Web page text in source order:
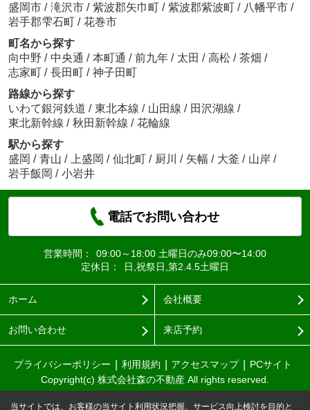
盛岡市 / 滝沢市 / 紫波郡矢巾町 / 紫波郡紫波町 / 八幡平市 /
岩手郡雫石町 / 花巻市
町名から探す
向中野 / 中央通 / 本町通 / 前九年 / 太田 / 高松 / 茶畑 /
志家町 / 長田町 / 神子田町
路線から探す
いわて銀河鉄道 / 東北本線 / 山田線 / 田沢湖線 /
東北新幹線 / 秋田新幹線 / 花輪線
駅から探す
盛岡 / 青山 / 上盛岡 / 仙北町 / 厨川 / 矢幅 / 大釜 / 山岸 /
岩手飯岡 / 小岩井
電話でお問い合わせ
営業時間：
09:00～18:00 土曜日のみ09:00〜14:00
定休日：
日,祝祭日,第2.4.5土曜日
ホーム 会社概要
お問い合わせ 来店予約
プライバシーポリシー 利用規約 アクセスマップ
PCサイト
Copyright(c) 株式会社森の不動産 All rights reserved.
当サイトでは、お客様の当サイト利用状況把握、サービス向上検討を目的と